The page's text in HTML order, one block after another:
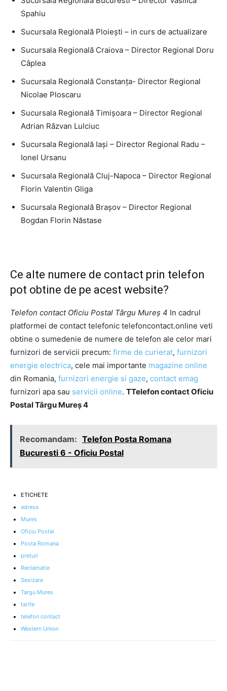
Spahiu
Sucursala Regională Ploieşti – in curs de actualizare
Sucursala Regională Craiova – Director Regional Doru
Câplea
Sucursala Regională Constanţa- Director Regional
Nicolae Ploscaru
Sucursala Regională Timişoara – Director Regional
Adrian Răzvan Lulciuc
Sucursala Regională Iaşi – Director Regional Radu –
Ionel Ursanu
Sucursala Regională Cluj-Napoca – Director Regional
Florin Valentin Gliga
Sucursala Regională Braşov – Director Regional
Bogdan Florin Năstase
Ce alte numere de contact prin telefon
pot obtine de pe acest website?
Telefon contact Oficiu Postal Târgu Mureş 4 In cadrul
platformei de contact telefonic telefoncontact.online veti
obtine o sumedenie de numere de telefon ale celor mari
furnizori de servicii precum: firme de curierat, furnizori
energie electrica, cele mai importante magazine online
din Romania, furnizori energie si gaze, contact emag
furnizori apa sau servicii online. TTelefon contact Oficiu
Postal Târgu Mureş 4
Recomandam: Telefon Posta Romana
Bucuresti 6 - Oficiu Postal
ETICHETE
adresa
Mures
Oficiu Postal
Posta Romana
preturi
Reclamatie
Sesizare
Targu Mures
tarife
telefon contact
Western Union